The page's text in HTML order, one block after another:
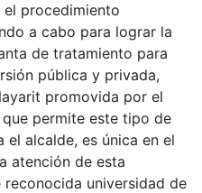
el procedimiento
a cabo para lograr la
de tratamiento para
pública y privada,
promovida por el
permite este tipo de
el alcalde, es única en el
atención de esta
universidad de